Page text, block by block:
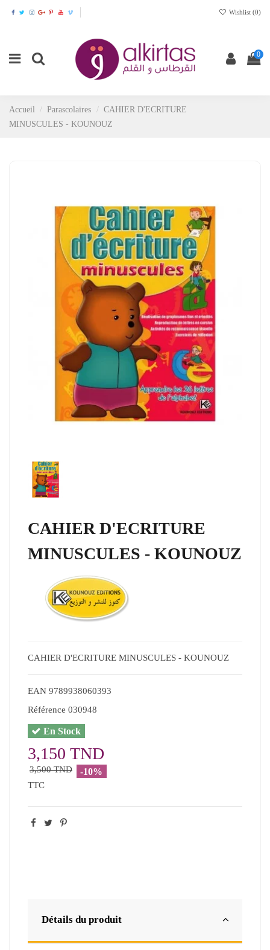
Wishlist (0)
0
Accueil Parascolaires
CAHIER D'ECRITURE
MINUSCULES - KOUNOUZ
CAHIER D'ECRITURE
MINUSCULES - KOUNOUZ
CAHIER D'ECRITURE MINUSCULES - KOUNOUZ
EAN 9789938060393
Référence 030948
En Stock
3,150 TND
3,500 TND -10%
TTC
Détails du produit